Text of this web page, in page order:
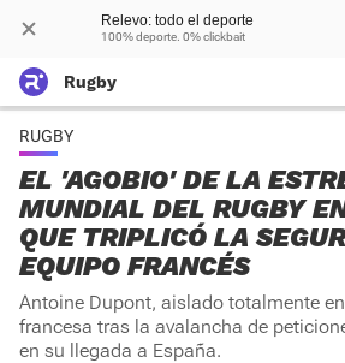
Relevo: todo el deporte
100% deporte. 0% clickbait
Rugby
RUGBY
EL 'AGOBIO' DE LA
MUNDIAL DEL RUGBY
QUE TRIPLICÓ LA
EQUIPO FRANCÉS
Antoine Dupont, aislado totalmente
francesa tras la avalancha de
en su llegada a España.